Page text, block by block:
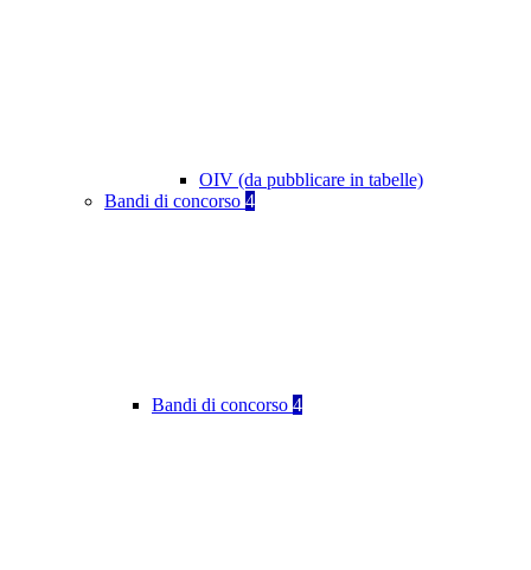
OIV (da pubblicare in tabelle)
Bandi di concorso 4
Bandi di concorso 4